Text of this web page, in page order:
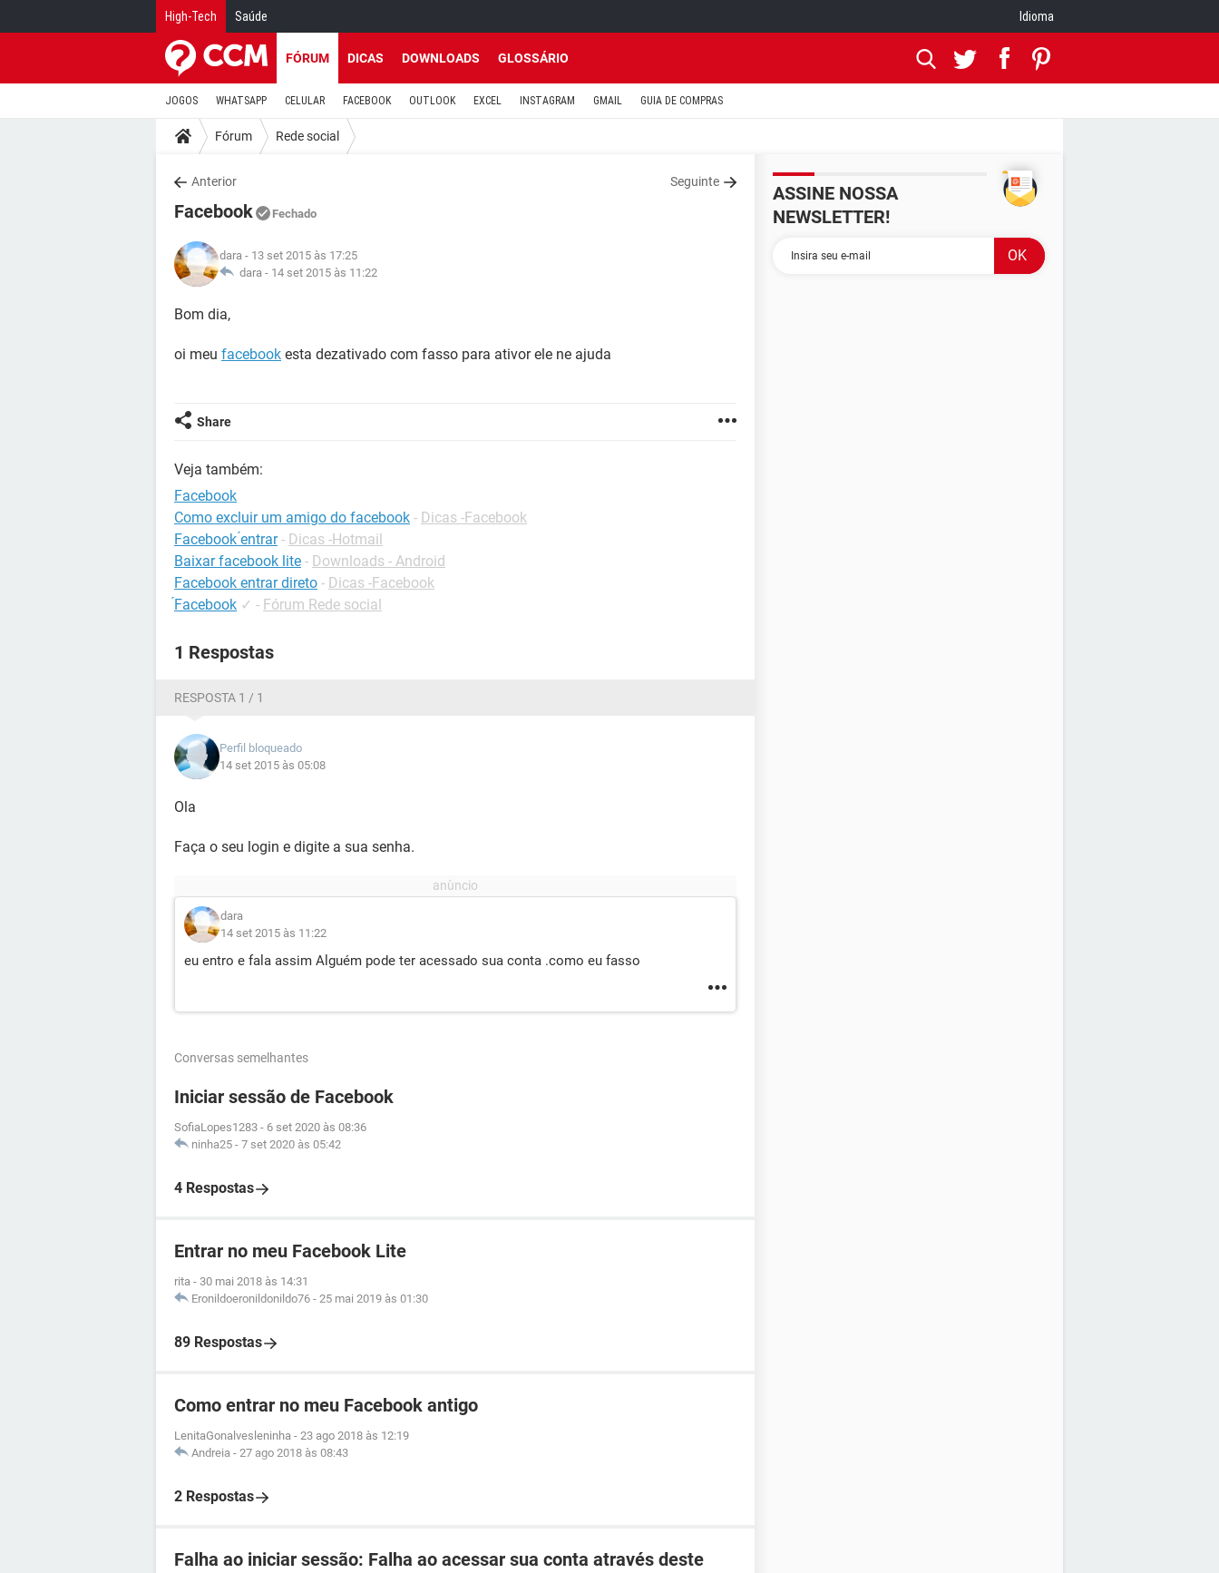
High-Tech Saúde Idioma
FÓRUM DICAS DOWNLOADS GLOSSÁRIO
JOGOS WHATSAPP CELULAR FACEBOOK OUTLOOK EXCEL INSTAGRAM GMAIL GUIA DE COMPRAS
Fórum Rede social
Anterior Seguinte
Facebook Fechado
dara - 13 set 2015 às 17:25
dara - 14 set 2015 às 11:22
Bom dia,
oi meu facebook esta dezativado com fasso para ativor ele ne ajuda
Share
Veja também:
Facebook
Como excluir um amigo do facebook - Dicas -Facebook
Facebook ́entrar - Dicas -Hotmail
Baixar facebook lite - Downloads - Android
Facebook entrar direto - Dicas -Facebook
́Facebook ✓ - Fórum Rede social
1 Respostas
RESPOSTA 1 / 1
Perfil bloqueado
14 set 2015 às 05:08
Ola
Faça o seu login e digite a sua senha.
dara
14 set 2015 às 11:22
eu entro e fala assim Alguém pode ter acessado sua conta .como eu fasso
Conversas semelhantes
Iniciar sessão de Facebook
SofiaLopes1283 - 6 set 2020 às 08:36
ninha25 - 7 set 2020 às 05:42
4 Respostas
Entrar no meu Facebook Lite
rita - 30 mai 2018 às 14:31
Eronildoeronildonildo76 - 25 mai 2019 às 01:30
89 Respostas
Como entrar no meu Facebook antigo
LenitaGonalvesleninha - 23 ago 2018 às 12:19
Andreia - 27 ago 2018 às 08:43
2 Respostas
Falha ao iniciar sessão: Falha ao acessar sua conta através deste
ASSINE NOSSA
NEWSLETTER!